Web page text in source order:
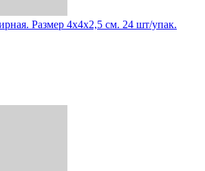
Размер 4x4x2,5 см. 24 шт/упак.